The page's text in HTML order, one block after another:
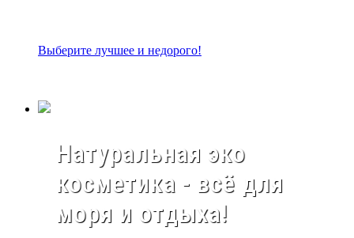
Выберите лучшее и недорого!
Натуральная эко
косметика - всё для
моря и отдыха!